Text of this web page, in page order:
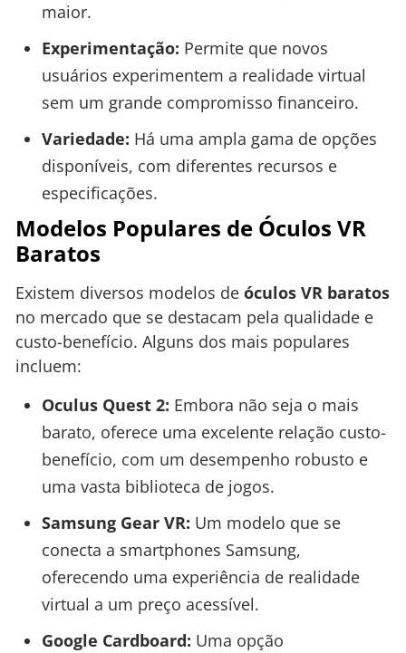
maior.
Experimentação: Permite que novos
usuários experimentem a realidade virtual
sem um grande compromisso financeiro.
Variedade: Há uma ampla gama de opções
disponíveis, com diferentes recursos e
especificações.
Modelos Populares de Óculos VR
Baratos
Existem diversos modelos de óculos VR baratos
no mercado que se destacam pela qualidade e
custo-benefício. Alguns dos mais populares
incluem:
Oculus Quest 2: Embora não seja o mais
barato, oferece uma excelente relação custo-
benefício, com um desempenho robusto e
uma vasta biblioteca de jogos.
Samsung Gear VR: Um modelo que se
conecta a smartphones Samsung,
oferecendo uma experiência de realidade
virtual a um preço acessível.
Google Cardboard: Uma opção